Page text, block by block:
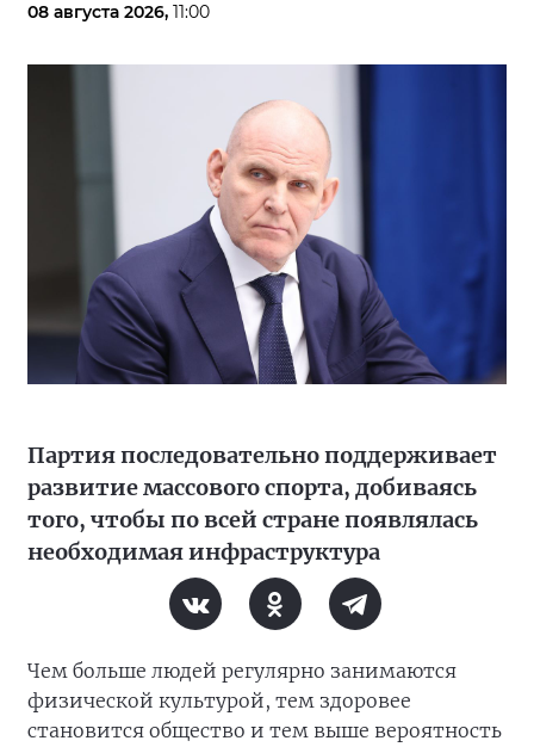
08 августа 2026, 11:00
Партия последовательно поддерживает
развитие массового спорта, добиваясь
того, чтобы по всей стране появлялась
необходимая инфраструктура
Чем больше людей регулярно занимаются
физической культурой, тем здоровее
становится общество и тем выше вероятность